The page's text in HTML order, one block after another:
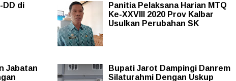
DD di
Panitia Pelaksana Harian MTQ
Ke-XXVIII 2020 Prov Kalbar
Usulkan Perubahan SK
Jabatan
Bupati Jarot Dampingi Danrem
Silaturahmi Dengan Uskup